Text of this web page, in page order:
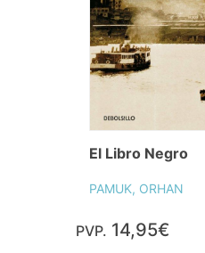
El Libro Negro
PAMUK, ORHAN
PVP. 14,95€